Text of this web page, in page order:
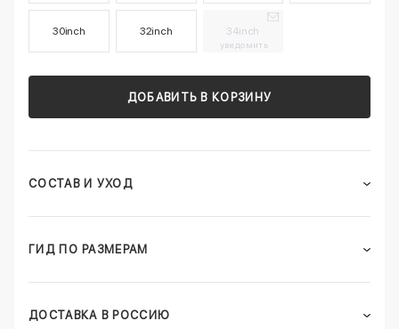
30inch 32inch 34inch
уведомить
ДОБАВИТЬ В КОРЗИНУ
СОСТАВ И УХОД
ГИД ПО РАЗМЕРАМ
ДОСТАВКА В РОССИЮ